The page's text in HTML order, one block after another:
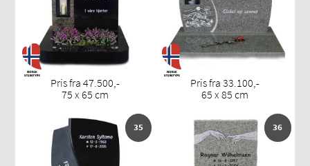
Pris fra 47.500,-
75 x 65 cm
Pris fra 33.100,-
65 x 85 cm
35 36